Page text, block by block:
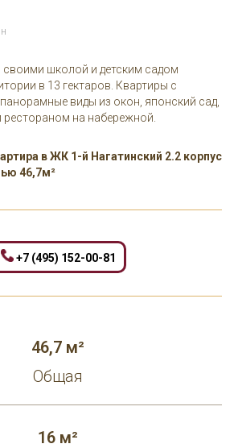
школой и детским садом
в 13 гектаров. Квартиры с
виды из окон, японский сад,
на набережной.
в ЖК 1-й Нагатинский 2.2 корпус
46,7м²
+7 (495) 152-00-81
46,7 м²
Общая
16 м²